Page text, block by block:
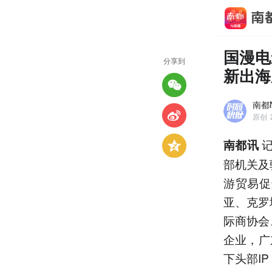
国漫
新出
南都
原创
南都讯
部机关
游贸易
亚、克
际商协
企业，
下头部
分享到